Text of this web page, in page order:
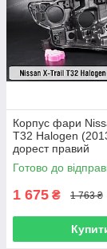
Корпус фари
T32 Halogen
дорест правий
Готово до
1 675 ₴ 1 763 ₴